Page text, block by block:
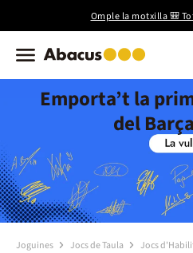
Omple la motxilla 🎒
Emporta’t la
del
Joguines Jocs de Taula Jocs